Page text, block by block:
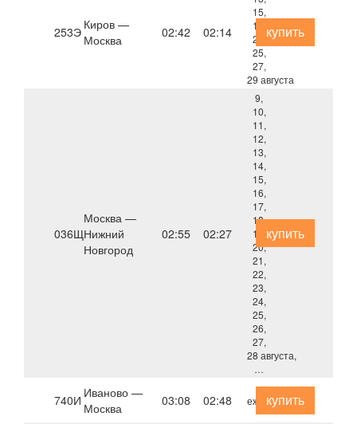
253Э Киров —
Москва
02:42 02:14
15,
17,
23,
25,
27,
29 августа
купить
036Щ
Москва —
Нижний
Новгород
02:55 02:27
9,
10,
11,
12,
13,
14,
15,
16,
17,
18,
19,
20,
21,
22,
23,
24,
25,
26,
27,
28 августа,
…
купить
740И Иваново —
Москва
03:08 02:48 ежедневно
купить